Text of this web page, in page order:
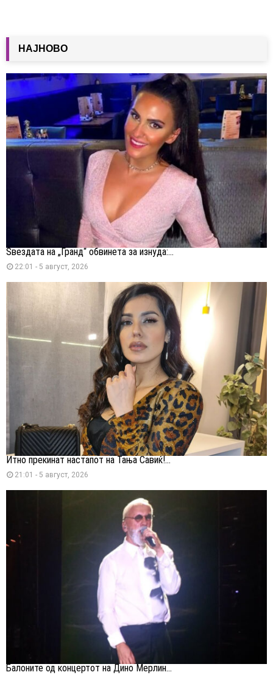
НАЈНОВО
Ѕвездата на „Гранд“ обвинета за изнуда:...
22:01 - 5 август, 2026
Итно прекинат настапот на Тања Савиќ!...
21:01 - 5 август, 2026
Балоните од концертот на Дино Мерлин...